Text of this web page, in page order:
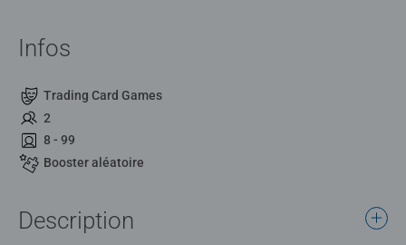
Infos
Trading Card Games
2
8 - 99
Booster aléatoire
Description